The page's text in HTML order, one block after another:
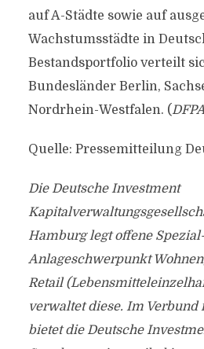
auf A-Städte sowie auf
Wachstumsstädte in
Bestandsportfolio verteilt
Bundesländer Berlin,
Nordrhein-Westfalen. (
Quelle: Pressemitteilung
Die Deutsche Investment
Hamburg legt offene
Anlageschwerpunkt
Retail
verwaltet diese. Im Verbund
bietet die Deutsche